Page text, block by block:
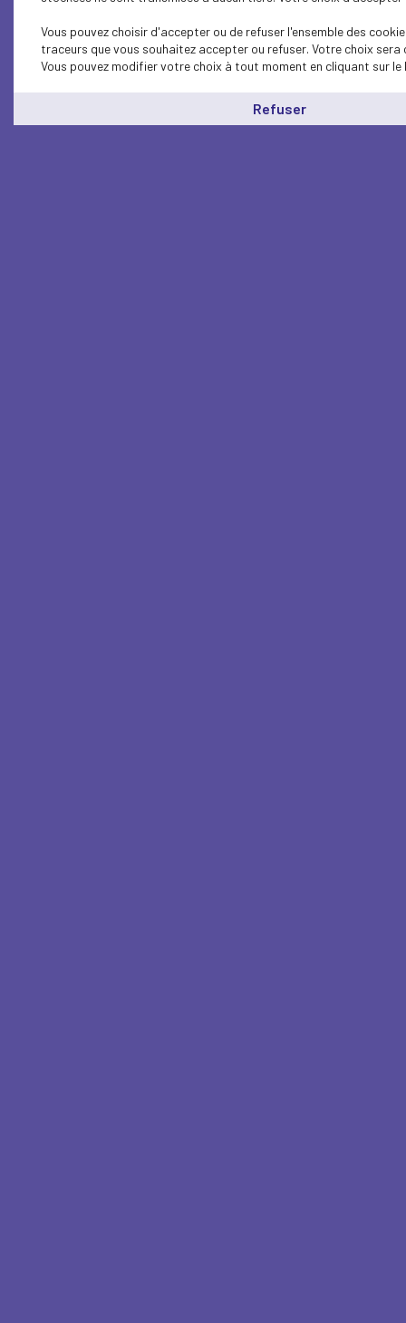
Vous pouvez choisir d'accepter ou de refuser l'ensemble des
traceurs que vous souhaitez accepter ou refuser. Votre choix
Vous pouvez modifier votre choix à tout moment en cliquant sur le
Refuser